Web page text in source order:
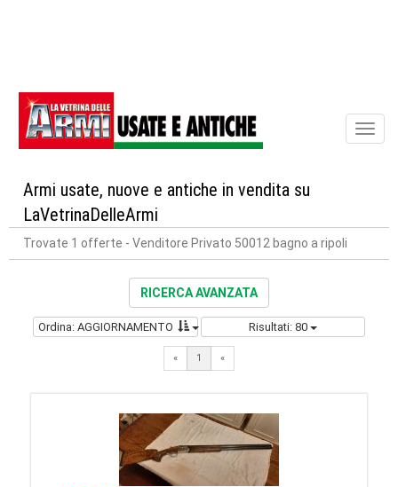
Armi usate, nuove e antiche in vendita su
LaVetrinaDelleArmi
Trovate 1 offerte - Venditore Privato 50012 bagno a ripoli
RICERCA AVANZATA
Ordina: AGGIORNAMENTO Risultati: 80
« 1 «